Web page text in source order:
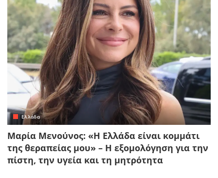
Ελλάδα
Μαρία Μενούνος: «Η Ελλάδα είναι κομμάτι
της θεραπείας μου» – Η εξομολόγηση για την
πίστη, την υγεία και τη μητρότητα